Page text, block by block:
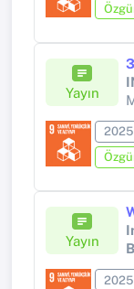
Yayın
2025
Yayın
2025